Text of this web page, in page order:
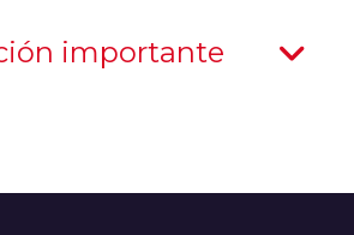
importante